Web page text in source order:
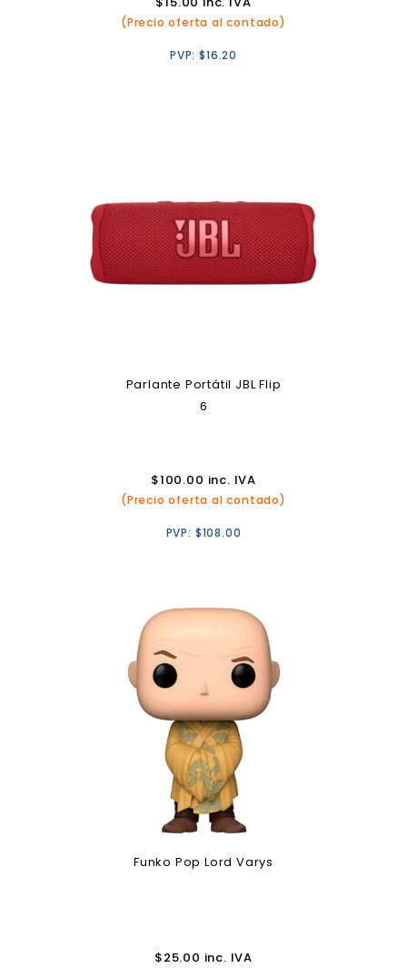
(Precio oferta al contado)
PVP:$16.20
Parlante Portátil JBL Flip
6
$100.00 inc. IVA
(Precio oferta al contado)
PVP: $108.00
Funko Pop Lord Varys
$25.00 inc. IVA